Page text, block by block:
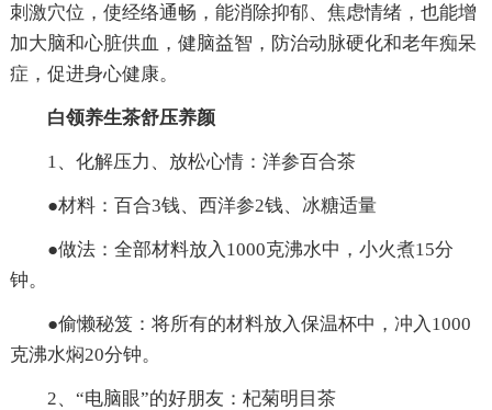
刺激穴位，使经络通畅，能消除抑郁、焦虑情绪，也能增
加大脑和心脏供血，健脑益智，防治动脉硬化和老年痴呆
症，促进身心健康。
白领养生茶舒压养颜
1、化解压力、放松心情：洋参百合茶
●材料：百合3钱、西洋参2钱、冰糖适量
●做法：全部材料放入1000克沸水中，小火煮15分
钟。
●偷懒秘笈：将所有的材料放入保温杯中，冲入1000
克沸水焖20分钟。
2、“电脑眼”的好朋友：杞菊明目茶